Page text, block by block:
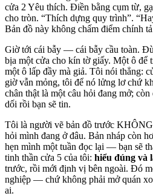
cửa 2 Yêu thích. Điền bằng cụm từ,
cho tròn. “Thích dựng quy trình”.
Bản đồ này không chấm điểm chính
Giờ tới cái bẫy — cái bẫy cầu toàn.
bịa một cửa cho kín tờ giấy. Một ô để
một ô lấp đầy mà giả. Tôi nói thẳng:
giờ vẫn mỏng, tôi để nó lửng lơ chứ
chân thật là một câu hỏi đang mở;
dối rồi bạn sẽ tin.
Tôi là người vẽ bản đồ trước
hỏi mình đang ở đâu. Bản nháp còn
hẹn mình một tuần đọc lại — bạn sẽ
tinh thần cửa 5 của tôi: hiểu đúng và
trước, rồi mới định vị bên ngoài. Đó
nghiệp — chứ không phải mở quán
ai.